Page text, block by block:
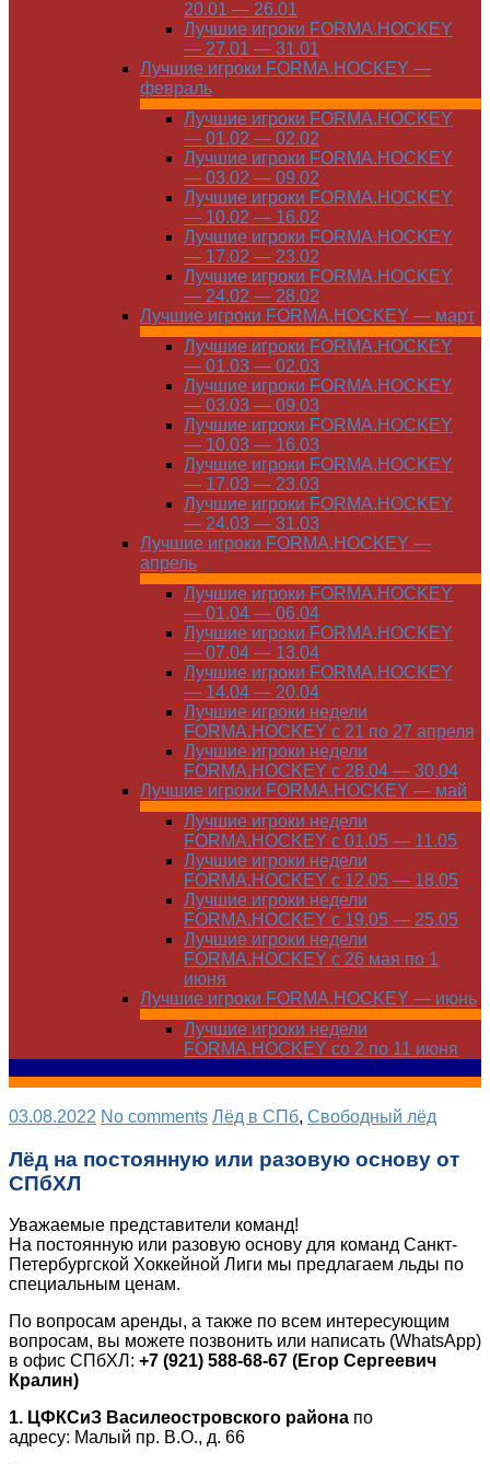
20.01 — 26.01
Лучшие игроки FORMA.HOCKEY
— 27.01 — 31.01
Лучшие игроки FORMA.HOCKEY —
февраль
Лучшие игроки FORMA.HOCKEY
— 01.02 — 02.02
Лучшие игроки FORMA.HOCKEY
— 03.02 — 09.02
Лучшие игроки FORMA.HOCKEY
— 10.02 — 16.02
Лучшие игроки FORMA.HOCKEY
— 17.02 — 23.02
Лучшие игроки FORMA.HOCKEY
— 24.02 — 28.02
Лучшие игроки FORMA.HOCKEY — март
Лучшие игроки FORMA.HOCKEY
— 01.03 — 02.03
Лучшие игроки FORMA.HOCKEY
— 03.03 — 09.03
Лучшие игроки FORMA.HOCKEY
— 10.03 — 16.03
Лучшие игроки FORMA.HOCKEY
— 17.03 — 23.03
Лучшие игроки FORMA.HOCKEY
— 24.03 — 31.03
Лучшие игроки FORMA.HOCKEY —
апрель
Лучшие игроки FORMA.HOCKEY
— 01.04 — 06.04
Лучшие игроки FORMA.HOCKEY
— 07.04 — 13.04
Лучшие игроки FORMA.HOCKEY
— 14.04 — 20.04
Лучшие игроки недели
FORMA.HOCKEY с 21 по 27 апреля
Лучшие игроки недели
FORMA.HOCKEY с 28.04 — 30.04
Лучшие игроки FORMA.HOCKEY — май
Лучшие игроки недели
FORMA.HOCKEY с 01.05 — 11.05
Лучшие игроки недели
FORMA.HOCKEY с 12.05 — 18.05
Лучшие игроки недели
FORMA.HOCKEY с 19.05 — 25.05
Лучшие игроки недели
FORMA.HOCKEY с 26 мая по 1
июня
Лучшие игроки FORMA.HOCKEY — июнь
Лучшие игроки недели
FORMA.HOCKEY со 2 по 11 июня
03.08.2022 No comments Лёд в СПб, Свободный лёд
Лёд на постоянную или разовую основу от
СПбХЛ
Уважаемые представители команд!
На постоянную или разовую основу для команд Санкт-
Петербургской Хоккейной Лиги мы предлагаем льды по
специальным ценам.
По вопросам аренды, а также по всем интересующим
вопросам, вы можете позвонить или написать (WhatsApp)
в офис СПбХЛ: +7 (921) 588-68-67 (Егор Сергеевич
Кралин)
1. ЦФКСиЗ Василеостровского района по
адресу: Малый пр. В.О., д. 66